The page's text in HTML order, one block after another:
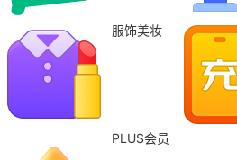
服饰美妆
PLUS会员